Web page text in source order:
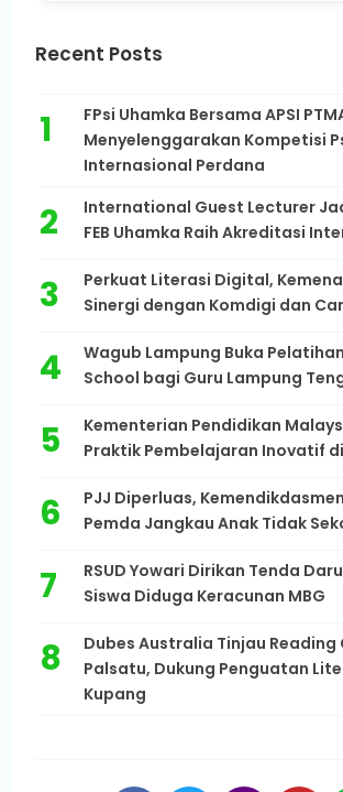
Recent Posts
FPsi Uhamka Bersama APSI
Menyelenggarakan Kompetisi
Internasional Perdana
International Guest Lecturer
FEB Uhamka Raih Akreditasi
Perkuat Literasi Digital,
Sinergi dengan Komdigi dan
Wagub Lampung Buka
School bagi Guru Lampung
Kementerian Pendidikan
Praktik Pembelajaran Inovatif
PJJ Diperluas,
Pemda Jangkau Anak Tidak
RSUD Yowari Dirikan Tenda
Siswa Diduga Keracunan MBG
Dubes Australia Tinjau Reading
Palsatu, Dukung Penguatan
Kupang